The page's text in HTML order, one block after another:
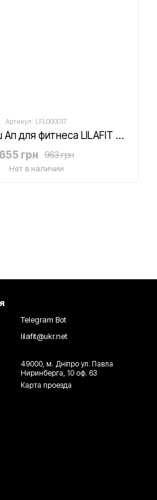
Артикул: LFL000017
Лосины Пуш Ап для фитнеса LILAFIT розовые градиент размер S
963 грн
655 грн
Нет в наличии
Telegram Bot
lilafit@ukr.net
49000, м. Днiпро ул. Павла
Ниринберга, 10 оф. 63
Карта проезда